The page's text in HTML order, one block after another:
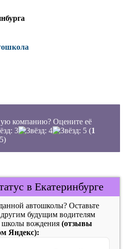
компанию? Оцените её
(1
в Екатеринбурге
автошколы? Оставьте
будущим водителям
школы вождения (отзывы
Яндекс):